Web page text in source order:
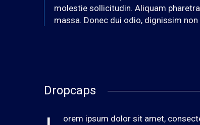
molestie sollicitudin. Aliquam
massa. Donec dui odio, dignissim
Dropcaps
orem ipsum dolor sit amet,